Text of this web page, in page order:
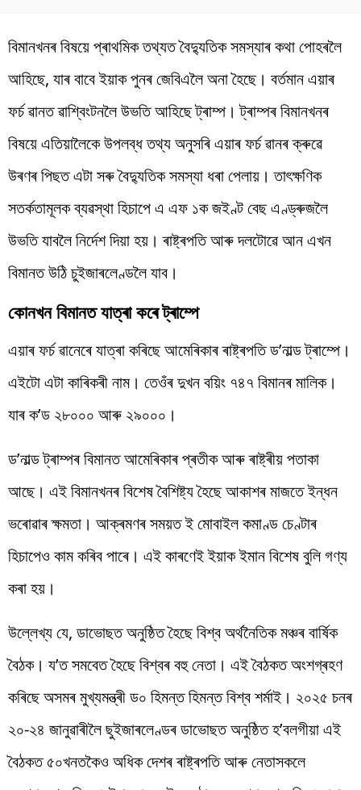
বিমানখনৰ বিষয়ে প্ৰাথমিক তথ্যত বৈদ্যুতিক সমস্যাৰ কথা পোহৰলৈ
আহিছে, যাৰ বাবে ইয়াক পুনৰ জেবিএলৈ অনা হৈছে। বৰ্তমান এয়াৰ
ফৰ্চ ৱানত ৱাশ্বিংটনলৈ উভতি আহিছে ট্ৰাম্প। ট্ৰাম্পৰ বিমানখনৰ
বিষয়ে এতিয়ালৈকে উপলব্ধ তথ্য অনুসৰি এয়াৰ ফৰ্চ ৱানৰ ক্ৰুৱে
উৰণৰ পিছত এটা সৰু বৈদ্যুতিক সমস্যা ধৰা পেলায়। তাৎক্ষণিক
সতৰ্কতামূলক ব্যৱস্থা হিচাপে এ এফ ১ক জইণ্ট বেছ এণ্ড্ৰুজলৈ
উভতি যাবলৈ নিৰ্দেশ দিয়া হয়। ৰাষ্ট্ৰপতি আৰু দলটোৱে আন এখন
বিমানত উঠি চুইজাৰলেণ্ডলৈ যাব।
কোনখন বিমানত যাত্ৰা কৰে ট্ৰাম্পে
এয়াৰ ফৰ্চ ৱানেৰে যাত্ৰা কৰিছে আমেৰিকাৰ ৰাষ্ট্ৰপতি ড’নাল্ড ট্ৰাম্পে।
এইটো এটা কাৰিকৰী নাম। তেওঁৰ দুখন বয়িং ৭৪৭ বিমানৰ মালিক।
যাৰ ক’ড ২৮০০০ আৰু ২৯০০০।
ড’নাল্ড ট্ৰাম্পৰ বিমানত আমেৰিকাৰ প্ৰতীক আৰু ৰাষ্ট্ৰীয় পতাকা
আছে। এই বিমানখনৰ বিশেষ বৈশিষ্ট্য হৈছে আকাশৰ মাজতে ইন্ধন
ভৰোৱাৰ ক্ষমতা। আক্ৰমণৰ সময়ত ই মোবাইল কমাণ্ড চেণ্টাৰ
হিচাপেও কাম কৰিব পাৰে। এই কাৰণেই ইয়াক ইমান বিশেষ বুলি গণ্য
কৰা হয়।
উল্লেখ্য যে, ডাভোছত অনুষ্ঠিত হৈছে বিশ্ব অৰ্থনৈতিক মঞ্চৰ বাৰ্ষিক
বৈঠক। য’ত সমবেত হৈছে বিশ্বৰ বহু নেতা। এই বৈঠকত অংশগ্ৰহণ
কৰিছে অসমৰ মুখ্যমন্ত্ৰী ড০ হিমন্ত হিমন্ত বিশ্ব শৰ্মাই। ২০২৫ চনৰ
২০-২৪ জানুৱাৰীলৈ ছুইজাৰলেণ্ডৰ ডাভোছত অনুষ্ঠিত হ’বলগীয়া এই
বৈঠকত ৫০খনতকৈও অধিক দেশৰ ৰাষ্ট্ৰপতি আৰু নেতাসকলে